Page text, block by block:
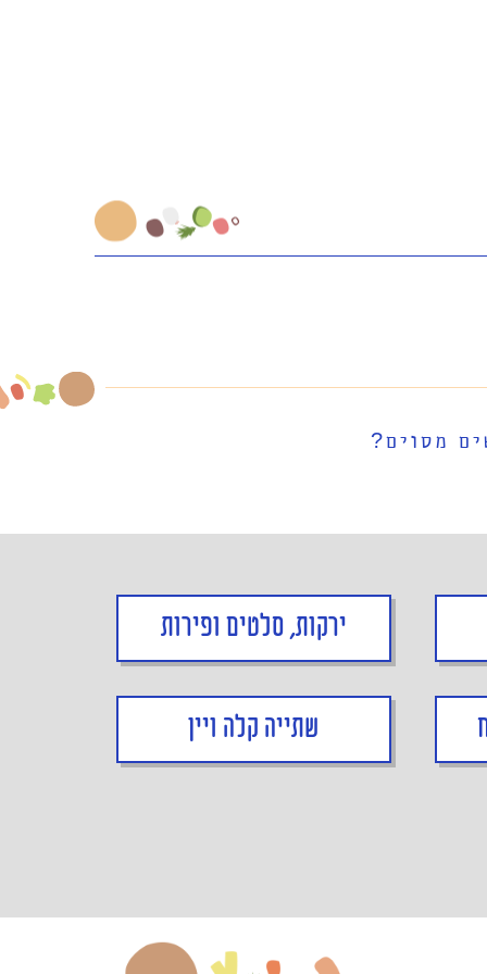
מסוים?
ירקות, סלטים ופירות
שתייה קלה ויין